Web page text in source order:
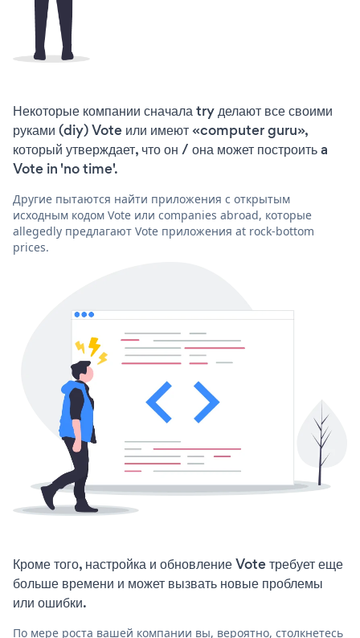
Некоторые компании сначала try делают все своими
руками (diy) Vote или имеют «computer guru»,
который утверждает, что он / она может построить a
Vote in 'no time'.
Другие пытаются найти приложения с открытым
исходным кодом Vote или companies abroad, которые
allegedly предлагают Vote приложения at rock-bottom
prices.
Кроме того, настройка и обновление Vote требует еще
больше времени и может вызвать новые проблемы
или ошибки.
По мере роста вашей компании вы, вероятно, столкнетесь